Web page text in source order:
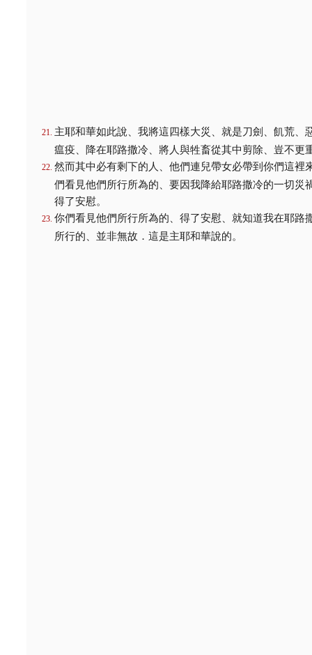
主耶和華如此說、我將這四樣大災、就是刀劍、飢荒、
瘟疫、降在耶路撒冷、將人與牲畜從其中剪除、豈不更
然而其中必有剩下的人、他們連兒帶女必帶到你們這裡
們看見他們所行所為的、要因我降給耶路撒冷的一切災
得了安慰。
你們看見他們所行所為的、得了安慰、就知道我在耶路
所行的、並非無故．這是主耶和華說的。